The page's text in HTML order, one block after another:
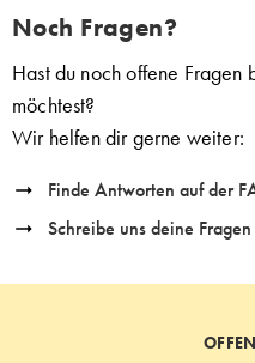
Noch Fragen?
Hast du noch offene
möchtest?
Wir helfen dir gerne weiter:
Finde Antworten auf der
Schreibe uns deine Fragen